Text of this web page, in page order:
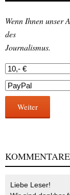
Wenn Ihnen unser
des
Journalismus.
Weiter
KOMMENTARE
Liebe Leser!